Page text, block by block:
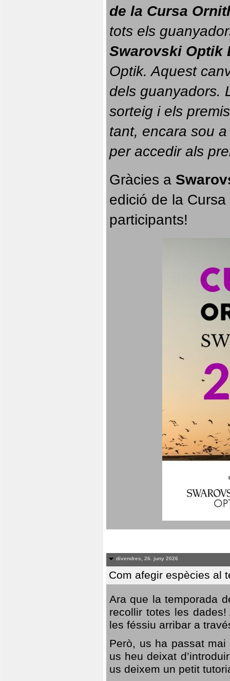
de la Cursa
tots els
Swarovski Optik
Optik. Aquest
dels guanyadors.
sorteig i els
tant, encara sou
per accedir als
Gràcies a
edició de la
participants!
divendres, 26. juny 2026
Com afegir espècies al
Ara que la temporada
recollir totes les
les féssiu arribar a
Però, us ha passat
us heu deixat
us deixem un petit